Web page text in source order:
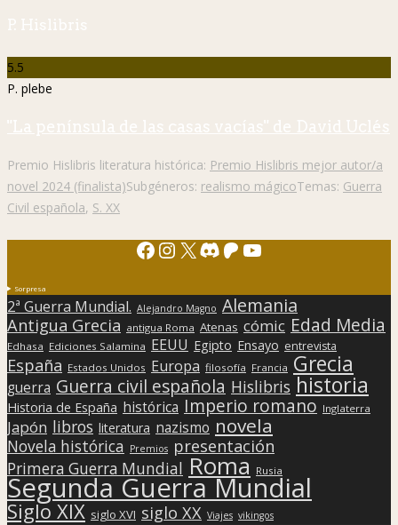
P. Hislibris
5.5
P. plebe
"La península de las casas vacías" de David Uclés
Premio Hislibris literatura histórica: Premio Hislibris mejor autor/a
novel 2024 (finalista)Subgéneros: realismo mágicoTemas: Guerra
Civil española, S. XX
Facebook
Instagram
X Discord
Patreon
YouTube
Sorpresa
2ª Guerra Mundial. Alejandro Magno Alemania
Antigua Grecia antigua Roma Atenas cómic Edad Media
Edhasa Ediciones Salamina EEUU Egipto Ensayo entrevista
España Estados Unidos Europa filosofía Francia Grecia
guerra Guerra civil española Hislibris historia
Historia de España histórica Imperio romano Inglaterra
Japón libros literatura nazismo novela
Novela histórica Premios presentación
Primera Guerra Mundial Roma Rusia
Segunda Guerra Mundial
Siglo XIX siglo XVI siglo XX Viajes vikingos